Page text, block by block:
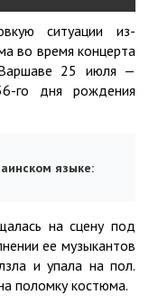
ситуации из-
во время концерта
25 июля —
го дня рождения
языке:
на сцену под
ее музыкантов
и упала на пол.
поломку костюма.